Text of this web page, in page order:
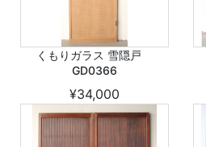
くもりガラス 雪隠戸
GD0366
¥34,000